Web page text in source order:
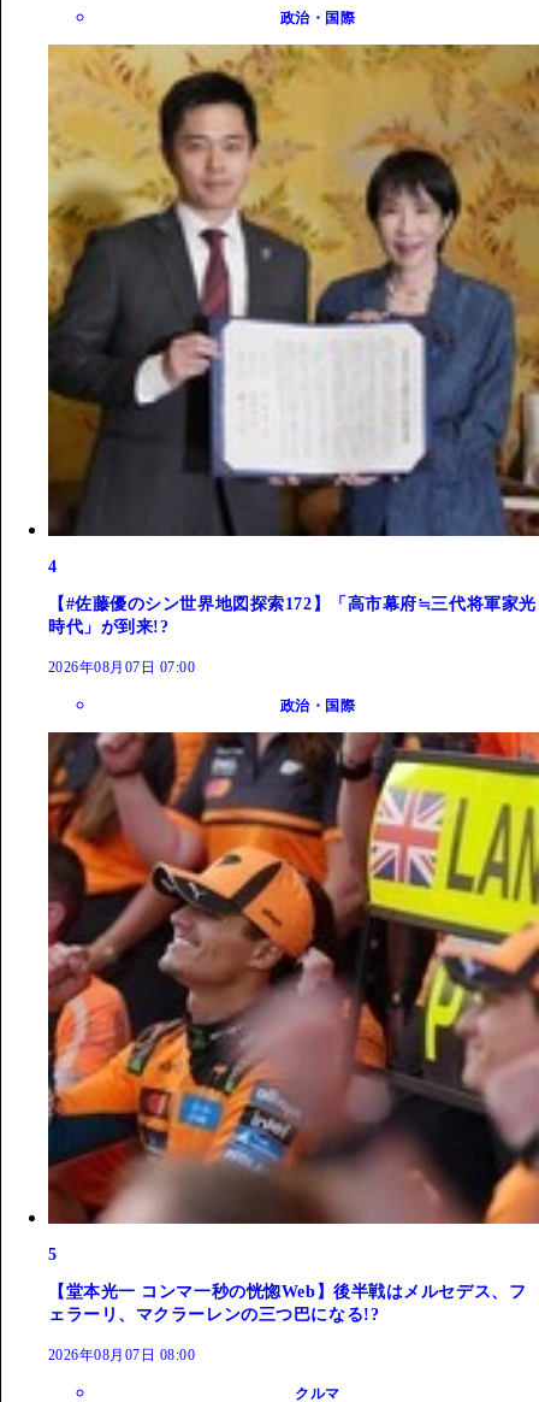
政治・国際
4
【#佐藤優のシン世界地図探索172】「高市幕府≒三代将軍家光
時代」が到来!?
2026年08月07日 07:00
政治・国際
5
【堂本光一 コンマ一秒の恍惚Web】後半戦はメルセデス、フ
ェラーリ、マクラーレンの三つ巴になる!?
2026年08月07日 08:00
クルマ